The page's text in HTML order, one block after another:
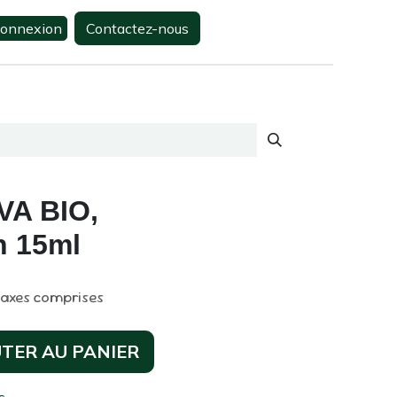
Contactez-nous
BIO,
15ml
comprises
AU PANIER